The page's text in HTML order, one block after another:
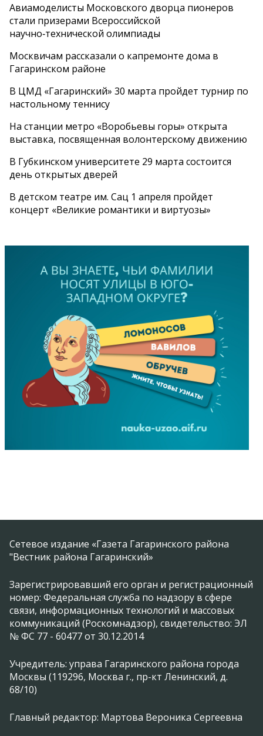
Авиамоделисты Московского дворца пионеров
стали призерами Всероссийской
научно‑технической олимпиады
Москвичам рассказали о капремонте дома в
Гагаринском районе
В ЦМД «Гагаринский» 30 марта пройдет турнир по
настольному теннису
На станции метро «Воробьевы горы» открыта
выставка, посвященная волонтерскому движению
В Губкинском университете 29 марта состоится
день открытых дверей
В детском театре им. Сац 1 апреля пройдет
концерт «Великие романтики и виртуозы»
Сетевое издание «Газета Гагаринского района
"Вестник района Гагаринский»
Зарегистрировавший его орган и регистрационный
номер: Федеральная служба по надзору в сфере
связи, информационных технологий и массовых
коммуникаций (Роскомнадзор), свидетельство: ЭЛ
№ ФС 77 - 60477 от 30.12.2014
Учредитель: управа Гагаринского района города
Москвы (119296, Москва г., пр-кт Ленинский, д.
68/10)
Главный редактор: Мартова Вероника Сергеевна